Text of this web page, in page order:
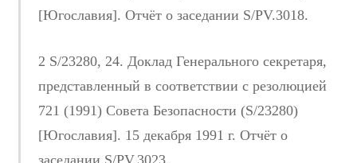
[Югославия]. Отчёт о заседании S/PV.3018.
2 S/23280, 24. Доклад Генерального секретаря,
представленный в соответствии с резолюцией
721 (1991) Совета Безопасности (S/23280)
[Югославия]. 15 декабря 1991 г. Отчёт о